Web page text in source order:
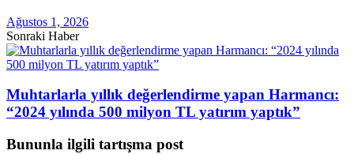
Ağustos 1, 2026
Sonraki Haber
Muhtarlarla yıllık değerlendirme yapan Harmancı:
“2024 yılında 500 milyon TL yatırım yaptık”
Bununla ilgili tartışma post